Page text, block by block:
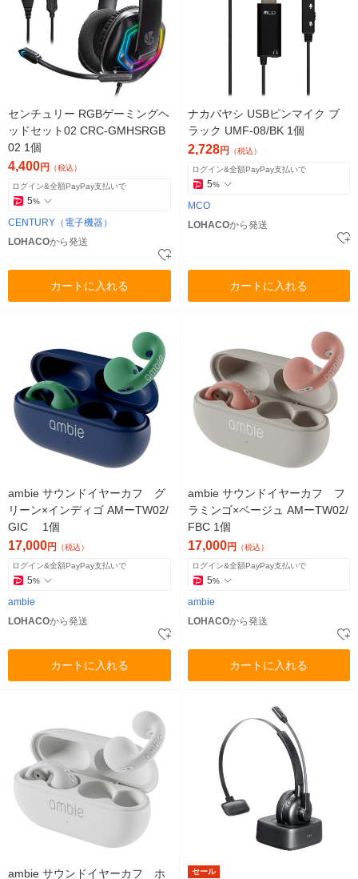
センチュリー RGBゲーミングヘ
ッドセット02 CRC-GMHSRGB
02 1個
4,400円 （税込）
ログイン&全額PayPay支払いで
5%
CENTURY（電子機器）
LOHACOから発送
カートに入れる
ナカバヤシ USBピンマイク ブ
ラック UMF-08/BK 1個
2,728円 （税込）
ログイン&全額PayPay支払いで
5%
MCO
LOHACOから発送
カートに入れる
ambie サウンドイヤーカフ グ
リーン×インディゴ AMーTW02/
GIC 1個
17,000円 （税込）
ログイン&全額PayPay支払いで
5%
ambie
LOHACOから発送
カートに入れる
ambie サウンドイヤーカフ フ
ラミンゴ×ベージュ AMーTW02/
FBC 1個
17,000円 （税込）
ログイン&全額PayPay支払いで
5%
ambie
LOHACOから発送
カートに入れる
ambie サウンドイヤーカフ ホ セール